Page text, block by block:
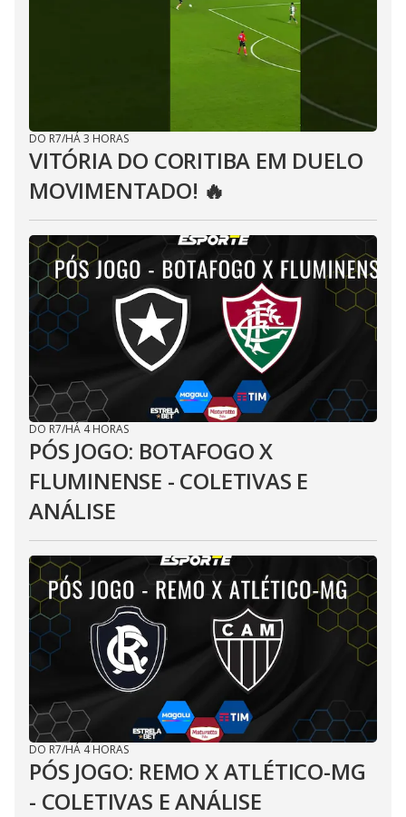
DO R7/HÁ 3 HORAS
VITÓRIA DO CORITIBA EM DUELO
MOVIMENTADO! 🔥
DO R7/HÁ 4 HORAS
PÓS JOGO: BOTAFOGO X
FLUMINENSE - COLETIVAS E
ANÁLISE
DO R7/HÁ 4 HORAS
PÓS JOGO: REMO X ATLÉTICO-MG
- COLETIVAS E ANÁLISE